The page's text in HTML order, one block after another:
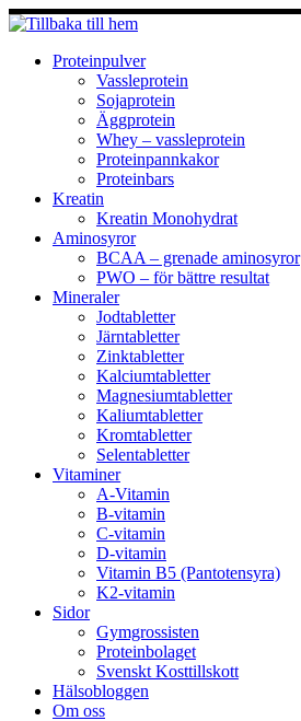
Hoppa
till
innehållProteinpulver
Vassleprotein
Sojaprotein
Äggprotein
Whey – vassleprotein
Proteinpannkakor
Proteinbars
Kreatin
Kreatin Monohydrat
Aminosyror
BCAA – grenade aminosyror
PWO – för bättre resultat
Mineraler
Jodtabletter
Järntabletter
Zinktabletter
Kalciumtabletter
Magnesiumtabletter
Kaliumtabletter
Kromtabletter
Selentabletter
Vitaminer
A-Vitamin
B-vitamin
C-vitamin
D-vitamin
Vitamin B5 (Pantotensyra)
K2-vitamin
Sidor
Gymgrossisten
Proteinbolaget
Svenskt Kosttillskott
Hälsobloggen
Om oss